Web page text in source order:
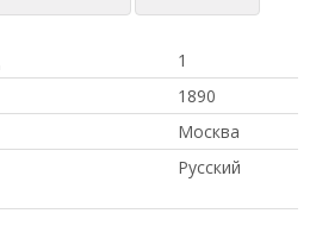
1
1890
Москва
Русский